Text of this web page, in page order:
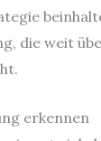
die weit
erkennen